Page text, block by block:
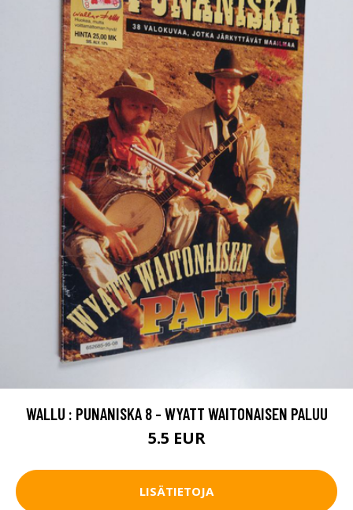
WALLU : PUNANISKA 8 - WYATT WAITONAISEN PALUU
5.5 EUR
LISÄTIETOJA